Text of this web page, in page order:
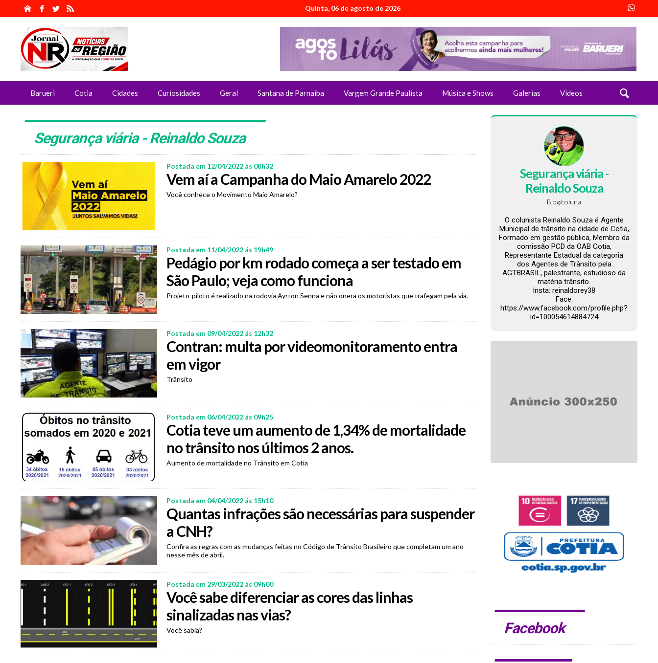
Quinta, 06 de agosto de 2026
Barueri Cotia Cidades Curiosidades Geral Santana de Parnaíba Vargem Grande Paulista Música e Shows Galerias Vídeos
Segurança viária - Reinaldo Souza
Postada em 12/04/2022 ás 08h32
Vem aí a Campanha do Maio Amarelo 2022
Você conhece o Movimento Maio Amarelo?
Postada em 11/04/2022 ás 19h49
Pedágio por km rodado começa a ser testado em
São Paulo; veja como funciona
Projeto-piloto é realizado na rodovia Ayrton Senna e não onera os motoristas que trafegam pela via.
Postada em 09/04/2022 ás 12h32
Contran: multa por videomonitoramento entra
em vigor
Trânsito
Postada em 06/04/2022 ás 09h25
Cotia teve um aumento de 1,34% de mortalidade
no trânsito nos últimos 2 anos.
Aumento de mortalidade no Trânsito em Cotia
Postada em 04/04/2022 ás 15h10
Quantas infrações são necessárias para suspender
a CNH?
Confira as regras com as mudanças feitas no Código de Trânsito Brasileiro que completam um ano
nesse mês de abril.
Postada em 29/03/2022 ás 09h00
Você sabe diferenciar as cores das linhas
sinalizadas nas vias?
Você sabia?
Segurança viária -
Reinaldo Souza
Blog/coluna
O colunista Reinaldo Souza é Agente
Municipal de trânsito na cidade de Cotia,
Formado em gestão pública, Membro da
comissão PCD da OAB Cotia,
Representante Estadual da categoria
dos Agentes de Trânsito pela
AGTBRASIL, palestrante, estudioso da
matéria trânsito.
Insta: reinaldorey38
Face:
https://www.facebook.com/profile.php?
id=100054614884724
Facebook